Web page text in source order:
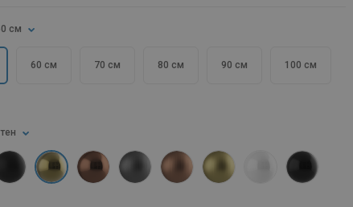
см
60 см 70 см 80 см 90 см 100 см